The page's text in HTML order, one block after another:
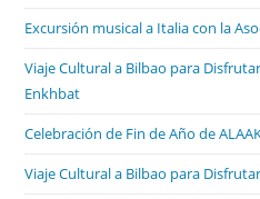
Excursión musical a Italia con la
Viaje Cultural a Bilbao para
Enkhbat
Celebración de Fin de Año de
Viaje Cultural a Bilbao para